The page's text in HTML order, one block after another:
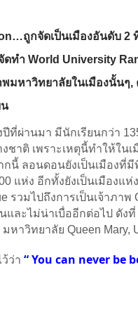
ถูกจัดเป็นเมืองอันดับ 2
ดทำ World University
มหาวิทยาลัยในเมืองนั้นๆ
น
ปีที่ผ่านมา มีนักเรียนกว่า
งชาติ เพราะเหตุนี้ทำให้ใน
กนี้ ลอนดอนยังเป็นเมืองที่
แห่ง อีกทั้งยังเป็นเมืองแ
รวมไปถึงการเป็นเจ้าภา
ละไม่น่าเบื่ออีกต่อไป ดังที่
มหาวิทยาลัย Queen Mary,
ว่า “ You can never be